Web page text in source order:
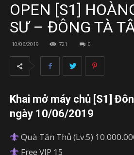
OPEN [S1]
SƯ – ĐÔNG TÀ
10/06/2019 721 0
Khai mở máy chủ [S1]
ngày 10/06/2019
Quà Tân Thủ (Lv.5)
Free VIP 15